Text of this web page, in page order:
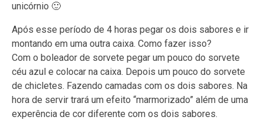
unicórnio 🙂
Após esse período de 4 horas pegar os dois sabores e ir
montando em uma outra caixa. Como fazer isso?
Com o boleador de sorvete pegar um pouco do sorvete
céu azul e colocar na caixa. Depois um pouco do sorvete
de chicletes. Fazendo camadas com os dois sabores. Na
hora de servir trará um efeito “marmorizado” além de uma
experência de cor diferente com os dois sabores.